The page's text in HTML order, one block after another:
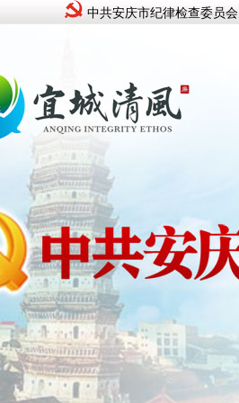
中共安庆市纪律检查委员会